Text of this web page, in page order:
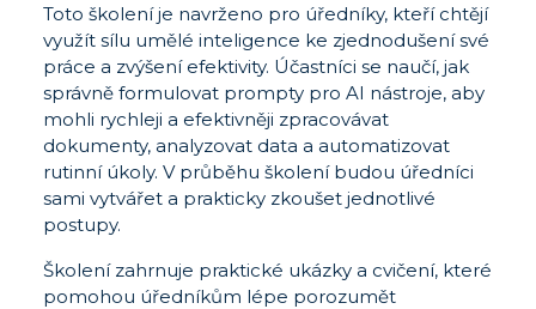
Toto školení je navrženo pro úředníky, kteří chtějí
využít sílu umělé inteligence ke zjednodušení své
práce a zvýšení efektivity. Účastníci se naučí, jak
správně formulovat prompty pro AI nástroje, aby
mohli rychleji a efektivněji zpracovávat
dokumenty, analyzovat data a automatizovat
rutinní úkoly. V průběhu školení budou úředníci
sami vytvářet a prakticky zkoušet jednotlivé
postupy.
Školení zahrnuje praktické ukázky a cvičení, které
pomohou úředníkům lépe porozumět